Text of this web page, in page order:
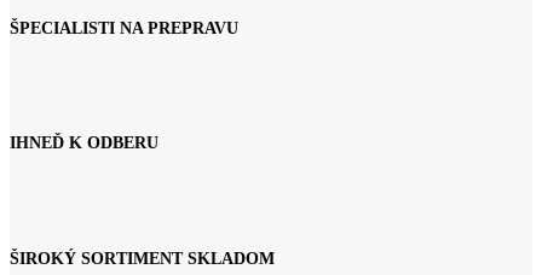
ŠPECIALISTI NA PREPRAVU
IHNEĎ K ODBERU
ŠIROKÝ SORTIMENT SKLADOM